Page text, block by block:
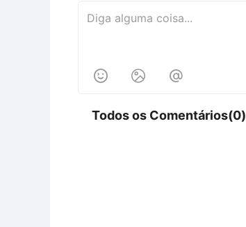
  
Todos os Comentários(0)